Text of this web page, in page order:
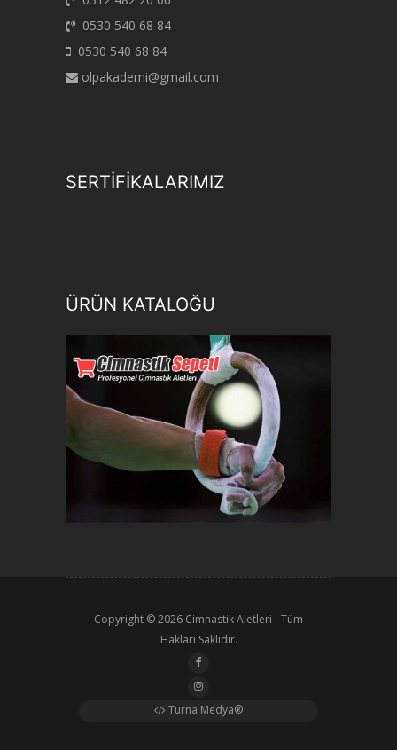
0530 540 68 84
0530 540 68 84
olpakademi@gmail.com
SERTİFİKALARIMIZ
ÜRÜN KATALOĞU
Copyright © 2026 Cimnastik Aletleri - Tüm
Hakları Saklıdır.
Turna Medya®